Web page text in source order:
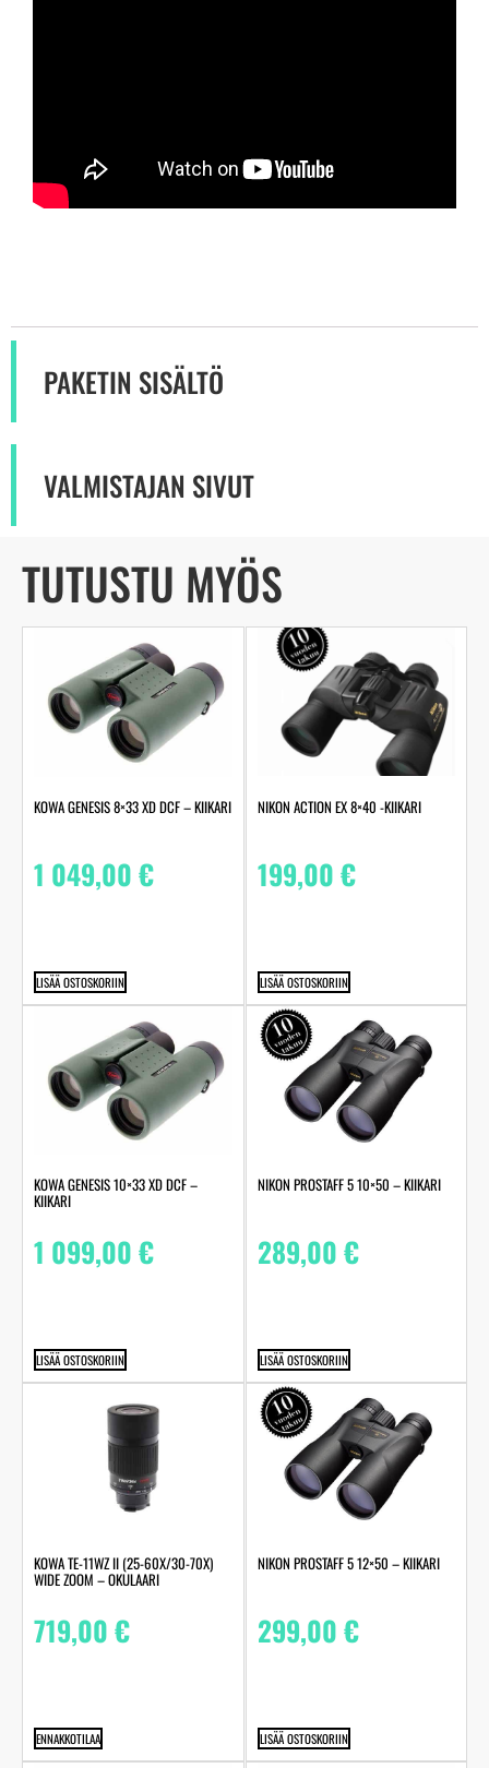
PAKETIN SISÄLTÖ
VALMISTAJAN SIVUT
TUTUSTU MYÖS
KOWA GENESIS 8×33 XD DCF – KIIKARI
1 049,00€
LISÄÄ OSTOSKORIIN
NIKON ACTION EX 8×40 -KIIKARI
199,00€
LISÄÄ OSTOSKORIIN
KOWA GENESIS 10×33 XD DCF –
KIIKARI
1 099,00€
LISÄÄ OSTOSKORIIN
NIKON PROSTAFF 5 10×50 – KIIKARI
289,00€
LISÄÄ OSTOSKORIIN
KOWA TE-11WZ II (25-60X/30-70X)
WIDE ZOOM – OKULAARI
719,00€
ENNAKKOTILAA
NIKON PROSTAFF 5 12×50 – KIIKARI
299,00€
LISÄÄ OSTOSKORIIN